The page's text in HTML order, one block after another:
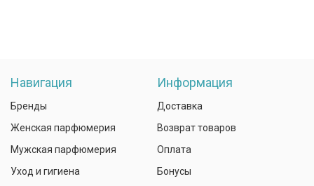
Навигация
Бренды
Женская парфюмерия
Мужская парфюмерия
Уход и гигиена
Информация
Доставка
Возврат товаров
Оплата
Бонусы